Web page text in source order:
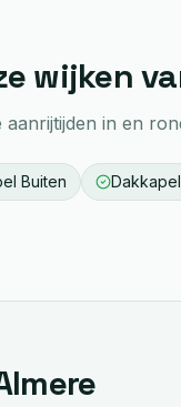
wijken
in en
Buiten Dakkapel